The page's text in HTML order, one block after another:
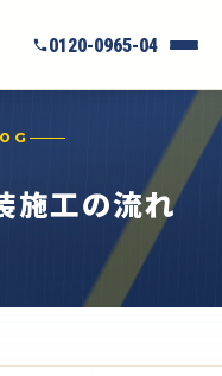
0120-0965-04
施工の流れ